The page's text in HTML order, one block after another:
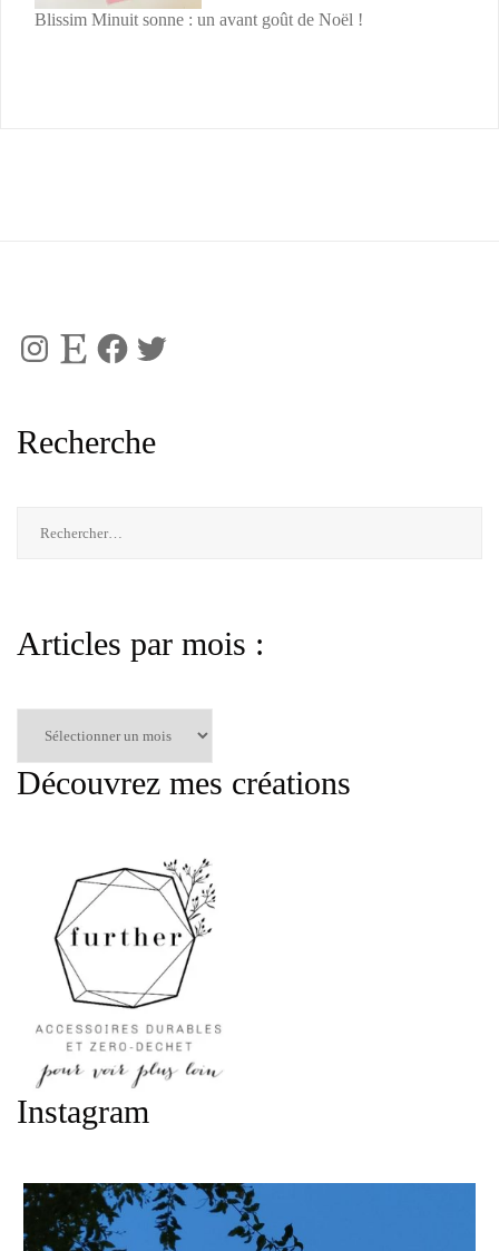
Blissim Minuit sonne : un avant goût de Noël !
Instagram
Etsy FacebookTwitter
Recherche
Articles par mois :
mois
Découvrez mes créations
Instagram